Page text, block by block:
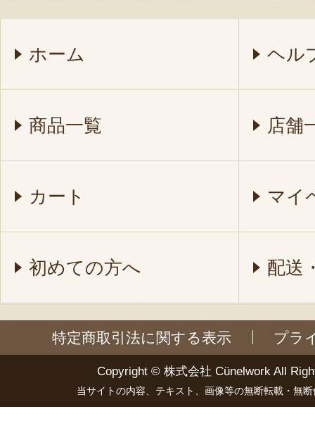
ホーム ヘル
商品一覧 店舗
カート マイ
初めての方へ 配送
特定商取引法に関する表示 プラ
Copyright © 株式会社 Cünelwork All
当サイトの内容、テキスト、画像等の無断転載・無